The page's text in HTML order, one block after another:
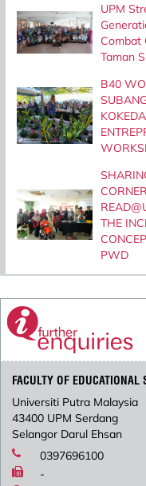
UPM
Combat
Taman
B40
THE
PWD
FACULTY OF EDUCATIONAL
Universiti Putra Malaysia
43400 UPM Serdang
Selangor Darul Ehsan
0397696100
-